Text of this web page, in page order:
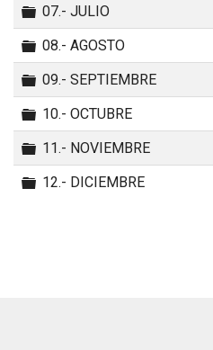
Carpeta
07.- JULIO
Carpeta
08.- AGOSTO
Carpeta
09.- SEPTIEMBRE
Carpeta
10.- OCTUBRE
Carpeta
11.- NOVIEMBRE
Carpeta
12.- DICIEMBRE